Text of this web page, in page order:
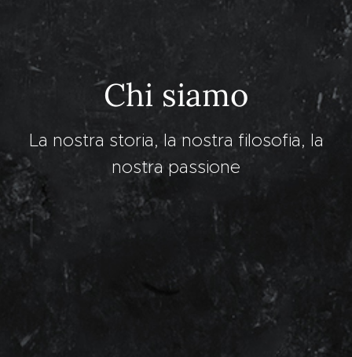
Chi siamo
La nostra storia, la nostra filosofia, la
nostra passione